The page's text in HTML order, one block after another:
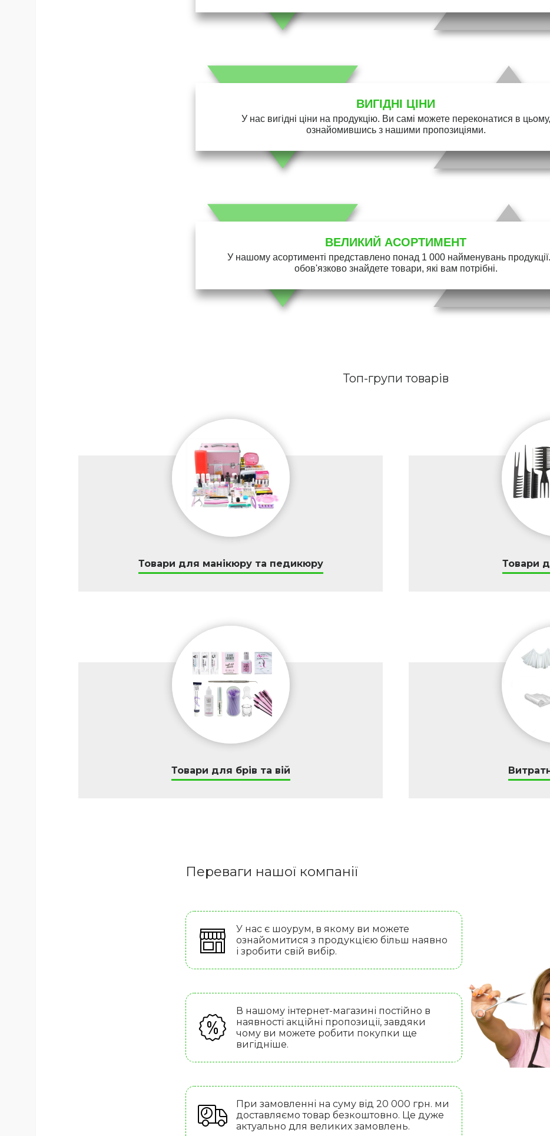
ВИГІДНІ ЦІНИ
У нас вигідні ціни на продукцію. Ви самі можете переконатися в цьому,
ознайомившись з нашими пропозиціями.
ВЕЛИКИЙ АСОРТИМЕНТ
У нашому асортименті представлено понад 1 000 найменувань
обов'язково знайдете товари, які вам потрібні.
Топ-групи товарів
Товари для манікюру та педикюру Товари
Товари для брів та вій
Переваги нашої компанії
У нас є шоурум, в якому ви можете
ознайомитися з продукцією більш наявно
і зробити свій вибір.
В нашому інтернет-магазині постійно в
наявності акційні пропозиції, завдяки
чому ви можете робити покупки ще
вигідніше.
При замовленні на суму від 20 000 грн. ми
доставляємо товар безкоштовно. Це дуже
актуально для великих замовлень.